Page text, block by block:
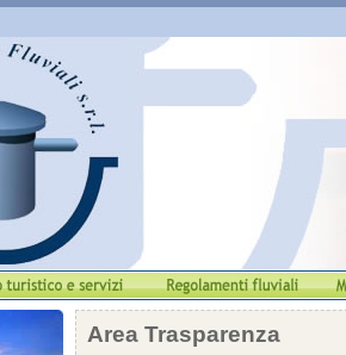
Area Trasparenza